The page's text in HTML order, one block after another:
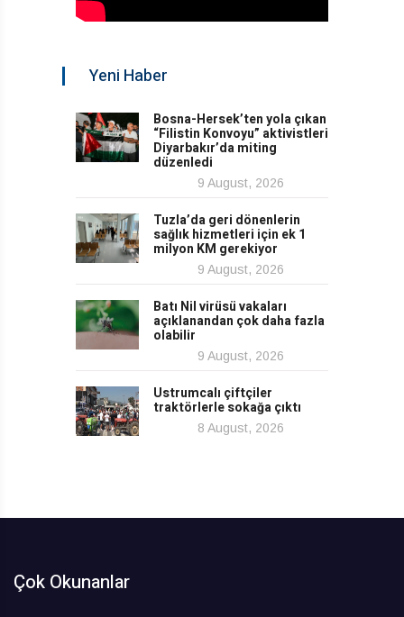
Yeni Haber
Bosna-Hersek’ten yola çıkan
“Filistin Konvoyu” aktivistleri
Diyarbakır’da miting
düzenledi
9 August, 2026
Tuzla’da geri dönenlerin
sağlık hizmetleri için ek 1
milyon KM gerekiyor
9 August, 2026
Batı Nil virüsü vakaları
açıklanandan çok daha fazla
olabilir
9 August, 2026
Ustrumcalı çiftçiler
traktörlerle sokağa çıktı
8 August, 2026
Çok Okunanlar